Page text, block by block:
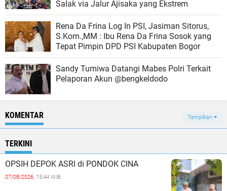
Salak via Jalur Ajisaka yang Ekstrem
Rena Da Frina Log In PSI, Jasiman Sitorus,
S.Kom.,MM : Ibu Rena Da Frina Sosok yang
Tepat Pimpin DPD PSI Kabupaten Bogor
Sandy Tumiwa Datangi Mabes Polri Terkait
Pelaporan Akun @bengkeldodo
KOMENTAR Tampilkan
TERKINI
OPSIH DEPOK ASRI di PONDOK CINA
07/08/2026, 15:44 WIB